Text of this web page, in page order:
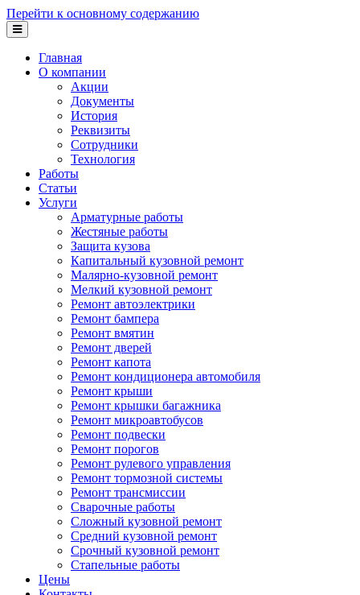
Перейти к основному содержанию
Главная
О компании
Акции
Документы
История
Реквизиты
Сотрудники
Технология
Работы
Статьи
Услуги
Арматурные работы
Жестяные работы
Защита кузова
Капитальный кузовной ремонт
Малярно-кузовной ремонт
Мелкий кузовной ремонт
Ремонт автоэлектрики
Ремонт бампера
Ремонт вмятин
Ремонт дверей
Ремонт капота
Ремонт кондиционера автомобиля
Ремонт крыши
Ремонт крышки багажника
Ремонт микроавтобусов
Ремонт подвески
Ремонт порогов
Ремонт рулевого управления
Ремонт тормозной системы
Ремонт трансмиссии
Сварочные работы
Сложный кузовной ремонт
Средний кузовной ремонт
Срочный кузовной ремонт
Стапельные работы
Цены